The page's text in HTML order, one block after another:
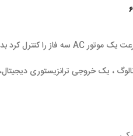
يک موتورAC سه فاز را کنترل کرد